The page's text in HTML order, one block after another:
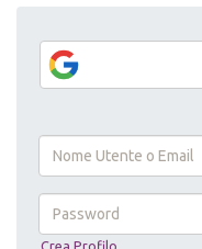
e-
mail
Password
Crea Profilo